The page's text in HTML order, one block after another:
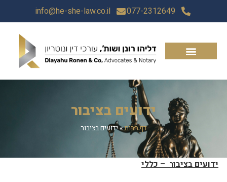
077-2312649
info@he-she-law.co.il
ידועים בציבור
דף הבית»ידועים בציבור
ידועים בציבור – כללי